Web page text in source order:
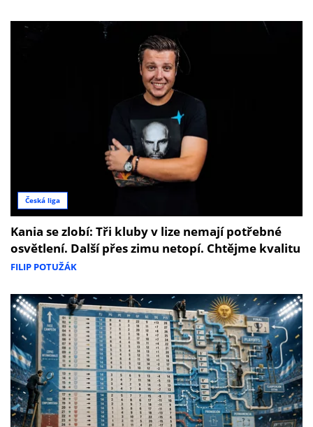
Česká liga
Kania se zlobí: Tři kluby v lize nemají potřebné
osvětlení. Další přes zimu netopí. Chtějme kvalitu
FILIP POTUŽÁK